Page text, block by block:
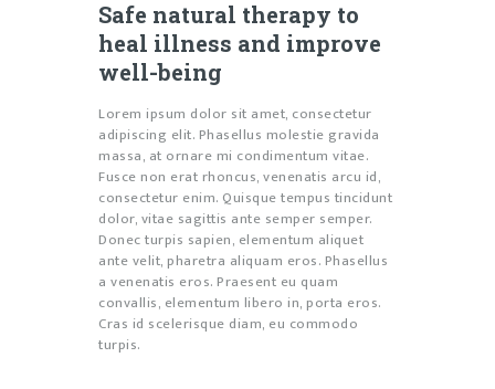
Safe natural therapy to
heal illness and improve
well-being
Lorem ipsum dolor sit amet, consectetur
adipiscing elit. Phasellus molestie gravida
massa, at ornare mi condimentum vitae.
Fusce non erat rhoncus, venenatis arcu id,
consectetur enim. Quisque tempus tincidunt
dolor, vitae sagittis ante semper semper.
Donec turpis sapien, elementum aliquet
ante velit, pharetra aliquam eros. Phasellus
a venenatis eros. Praesent eu quam
convallis, elementum libero in, porta eros.
Cras id scelerisque diam, eu commodo
turpis.